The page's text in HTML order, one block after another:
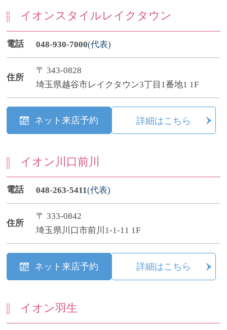
イオンスタイルレイクタウン
電話 048-930-7000(代表)
住所
〒 343-0828
埼玉県越谷市レイクタウン3丁目1番地1 1F
ネット来店予約 詳細はこちら
イオン川口前川
電話 048-263-5411(代表)
住所
〒 333-0842
埼玉県川口市前川1-1-11 1F
ネット来店予約 詳細はこちら
イオン羽生